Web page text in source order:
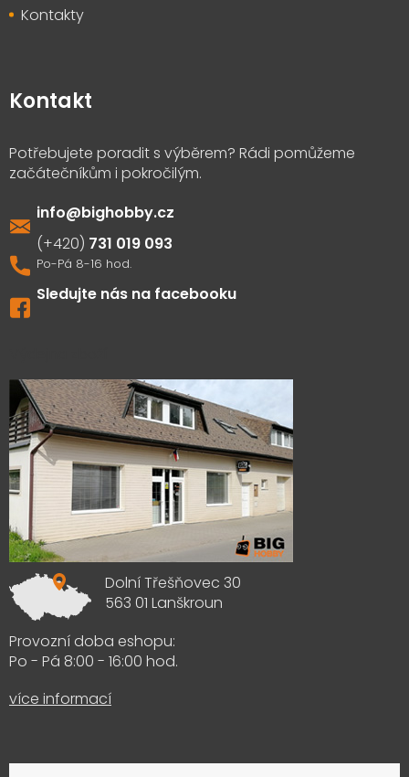
Kontakty
Kontakt
info@bighobby.cz
731 019 093
Sledujte nás na facebooku
Dolní Třešňovec 30
563 01 Lanškroun
Provozní doba eshopu:
Po - Pá 8:00 - 16:00 hod.
více informací